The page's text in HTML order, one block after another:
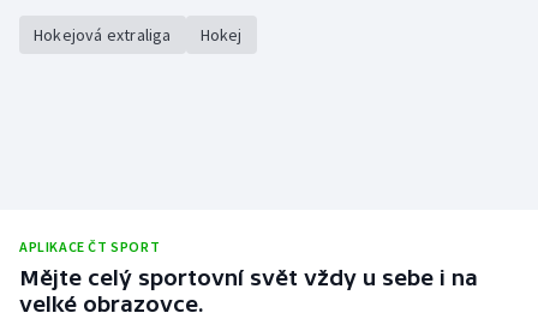
Hokejová extraliga Hokej
APLIKACE ČT SPORT
Mějte celý sportovní svět vždy u sebe i na
velké obrazovce.